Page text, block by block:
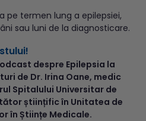
pe termen lung a epilepsiei,
sau luni de la diagnosticare.
despre Epilepsia la
de Dr. Irina Oane, medic
Spitalului Universitar de
științific în Unitatea de
în Științe Medicale.